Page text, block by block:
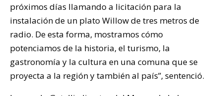
próximos días llamando a licitación para la
instalación de un plato Willow de tres metros de
radio. De esta forma, mostramos cómo
potenciamos de la historia, el turismo, la
gastronomía y la cultura en una comuna que se
proyecta a la región y también al país”, sentenció.